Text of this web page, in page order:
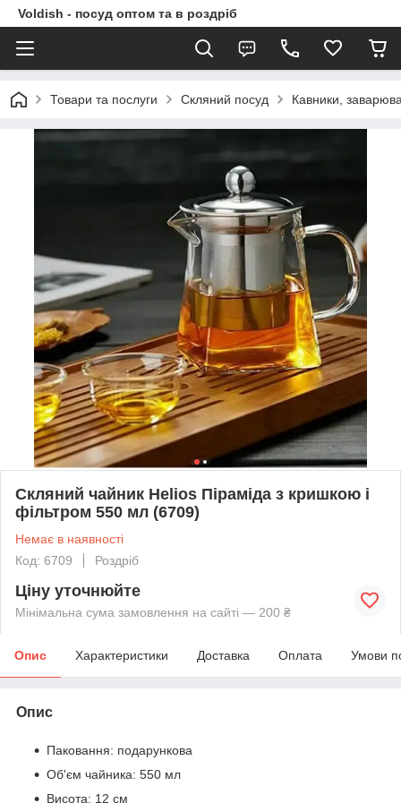
Voldish - посуд оптом та в роздріб
Товари та послуги Скляний посуд Кавники,
Скляний чайник Helios Піраміда з кришкою і
фільтром 550 мл (6709)
Немає в наявності
Код: 6709
Роздріб
Ціну уточнюйте
Мінімальна сума замовлення на сайті — 200 ₴
Опис Характеристики Доставка Оплата Умови
Опис
Паковання: подарункова
Об'єм чайника: 550 мл
Висота: 12 см